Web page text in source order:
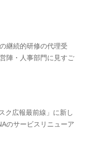
継続的研修の代理受
陣・人事部門に見すご
ク広報最前線」に新し
のサービスリニューア